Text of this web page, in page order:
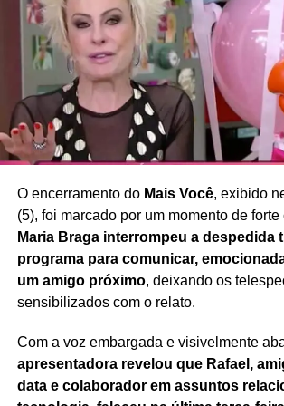
corporal, saúde e bem-estar,
sociedade que valorize a diversidade e
estética sobre mulheres de diferentes
Redação Saiba+
O encerramento do Mais Você, exibido
(5), foi marcado por um momento de forte
Maria Braga interrompeu a despedida
programa para comunicar,
um amigo próximo, deixando os
sensibilizados com o relato.
Com a voz embargada e visivelmente
apresentadora revelou que Rafael,
data e colaborador em assuntos